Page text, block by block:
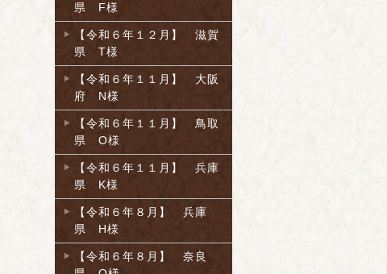
県 F様
【令和６年１２月】 滋賀
県 T様
【令和６年１１月】 大阪
府 N様
【令和６年１１月】 鳥取
県 O様
【令和６年１１月】 兵庫
県 K様
【令和６年８月】 兵庫
県 H様
【令和６年８月】 奈良